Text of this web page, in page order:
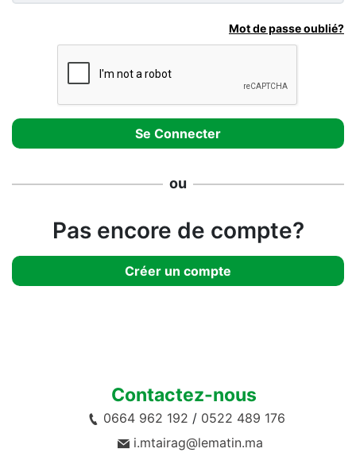
Mot de passe oublié?
ou
Pas encore de compte?
Créer un compte
Contactez-nous
0664 962 192 / 0522 489 176
i.mtairag@lematin.ma